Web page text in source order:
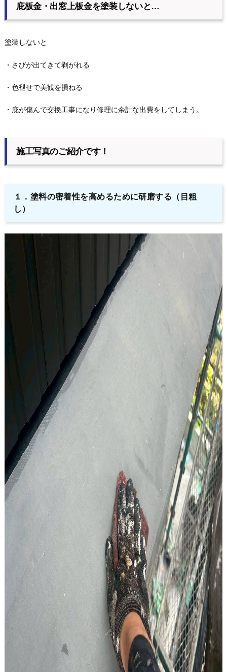
庇板金・出窓上板金を塗装しないと…
塗装しないと
・さびが出てきて剥がれる
・色褪せで美観を損ねる
・庇が傷んで交換工事になり修理に余計な出費をしてしまう。
施工写真のご紹介です！
１．塗料の密着性を高めるために研磨する（目粗
し）